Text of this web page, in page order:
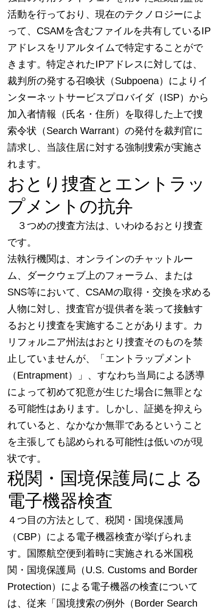
活動を行っており、現在のテクノロジーによ
って、CSAMを含むファイルを共有しているIP
アドレスをリアルタイムで特定することがで
きます。特定されたIPアドレスに対しては、
裁判所の発する召喚状（Subpoena）によりイ
ンターネットサービスプロバイダ（ISP）から
加入者情報（氏名・住所）を取得した上で捜
索令状（Search Warrant）の発付を裁判官に
請求し、当該住居に対する強制捜索が実施さ
れます。
おとり捜査とエントラッ
プメントの抗弁
３つめの捜査方法は、いわゆるおとり捜査
です。
法執行機関は、オンラインのチャットルー
ム、ダークウェブ上のフォーラム、または
SNS等において、CSAMの取得・交換を求める
人物に対し、捜査官が提供者を装って接触す
るおとり捜査を実施することがあります。カ
リフォルニア州法はおとり捜査そのものを禁
止していませんが、「エントラップメント
（Entrapment）」、すなわち当局による誘導
によって初めて犯意が生じた場合に無罪とな
る可能性はあります。しかし、証拠を抑えら
れていると、なかなか無罪であるということ
を主張しても認められる可能性は低いのが現
状です。
税関・国境保護局による
電子機器検査
４つ目の方法として、税関・国境保護局
（CBP）による電子機器検査が挙げられま
す。国際航空便到着時に実施される米国税
関・国境保護局（U.S. Customs and Border
Protection）による電子機器の検査について
は、従来「国境捜索の例外（Border Search